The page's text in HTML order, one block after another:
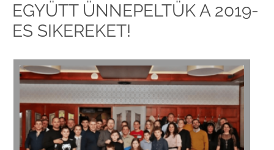
EGYÜTT ÜNNEPELTÜK A 2019-
ES SIKEREKET!